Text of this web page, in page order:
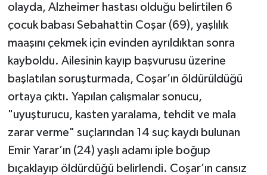
olayda, Alzheimer hastası olduğu belirtilen 6
çocuk babası Sebahattin Coşar (69), yaşlılık
maaşını çekmek için evinden ayrıldıktan sonra
kayboldu. Ailesinin kayıp başvurusu üzerine
başlatılan soruşturmada, Coşar’ın öldürüldüğü
ortaya çıktı. Yapılan çalışmalar sonucu,
"uyuşturucu, kasten yaralama, tehdit ve mala
zarar verme" suçlarından 14 suç kaydı bulunan
Emir Yarar’ın (24) yaşlı adamı iple boğup
bıçaklayıp öldürdüğü belirlendi. Coşar’ın cansız